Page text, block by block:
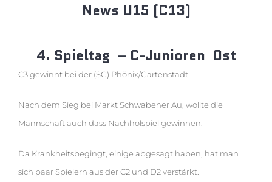
News U15 (C13)
4. Spieltag – C-Junioren Ost
C3 gewinnt bei der (SG) Phönix/Gartenstadt
Nach dem Sieg bei Markt Schwabener Au, wollte die
Mannschaft auch dass Nachholspiel gewinnen.
Da Krankheitsbegingt, einige abgesagt haben, hat man
sich paar Spielern aus der C2 und D2 verstärkt.